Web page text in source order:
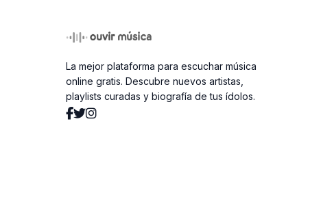
La mejor plataforma para escuchar música
online gratis. Descubre nuevos artistas,
playlists curadas y biografía de tus ídolos.